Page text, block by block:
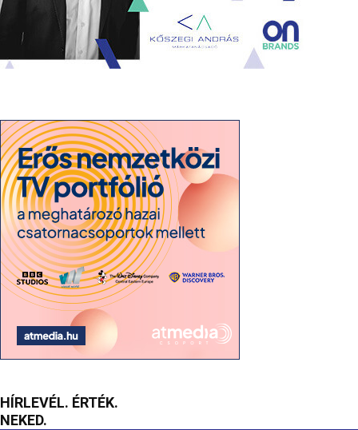
HÍRLEVÉL. ÉRTÉK.
NEKED.